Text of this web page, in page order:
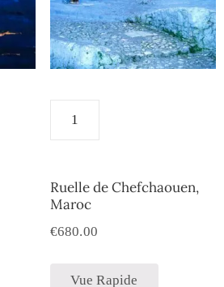
Ruelle de Chefchaouen,
Maroc
€680.00
Vue Rapide